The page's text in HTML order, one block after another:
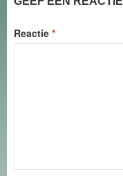
Reactie *